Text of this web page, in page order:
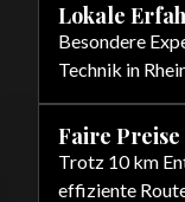
Lokale
Besondere
Technik in
Faire Preise
Trotz 10 km
effiziente